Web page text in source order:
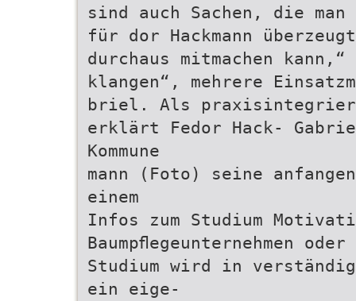
sind auch Sachen, die
für dor Hackmann
durchaus mitmachen
klangen“, mehrere
briel. Als
erklärt Fedor Hack-
Kommune
mann (Foto) seine
einem
Infos zum Studium
Baumpﬂegeunternehmen
Studium wird in
ein eige-